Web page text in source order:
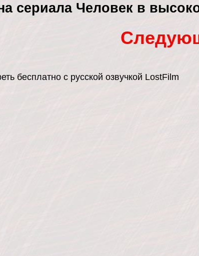
сериала Человек в
бесплатно с русской озвучкой LostFilm